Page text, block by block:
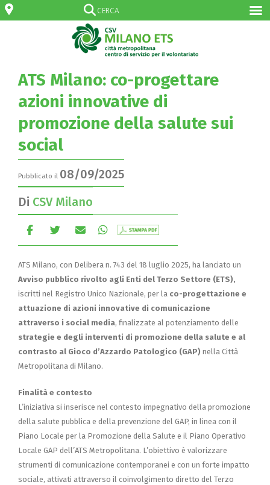
ATS Milano: co-progettare
azioni innovative di
promozione della salute sui
social
Pubblicato il 08/09/2025
Di CSV Milano
ATS Milano, con Delibera n. 743 del 18 luglio 2025, ha lanciato un
Avviso pubblico rivolto agli Enti del Terzo Settore (ETS),
iscritti nel Registro Unico Nazionale, per la co-progettazione e
attuazione di azioni innovative di comunicazione
attraverso i social media, finalizzate al potenziamento delle
strategie e degli interventi di promozione della salute e al
contrasto al Gioco d’Azzardo Patologico (GAP) nella Città
Metropolitana di Milano.
Finalità e contesto
L’iniziativa si inserisce nel contesto impegnativo della promozione
della salute pubblica e della prevenzione del GAP, in linea con il
Piano Locale per la Promozione della Salute e il Piano Operativo
Locale GAP dell’ATS Metropolitana. L’obiettivo è valorizzare
strumenti di comunicazione contemporanei e con un forte impatto
sociale, attivati attraverso il coinvolgimento diretto del Terzo